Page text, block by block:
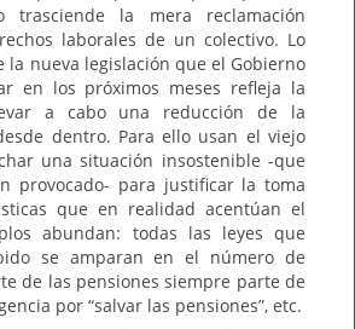
trasciende la mera reclamación
laborales de un colectivo. Lo
la nueva legislación que el Gobierno
en los próximos meses refleja la
a cabo una reducción de la
dentro. Para ello usan el viejo
una situación insostenible -que
provocado- para justificar la toma
que en realidad acentúan el
abundan: todas las leyes que
se amparan en el número de
de las pensiones siempre parte de
por “salvar las pensiones”, etc.